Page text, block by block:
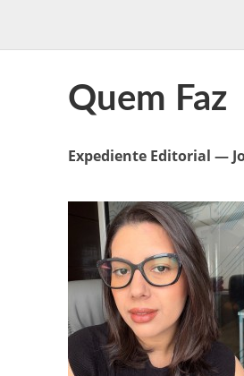
Quem Faz
Expediente Editorial —